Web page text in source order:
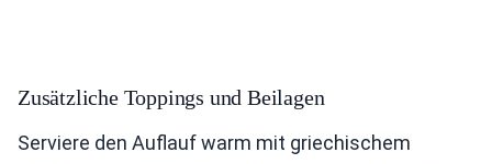
Zusätzliche Toppings und Beilagen
Serviere den Auflauf warm mit griechischem